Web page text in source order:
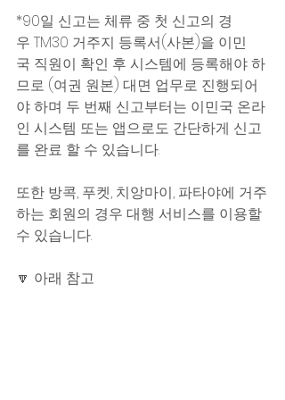
*90일 신고는 체류 중 첫 신고의 경
우 TM30 거주지 등록서(사본)을 이민
국 직원이 확인 후 시스템에 등록해야 하
므로 (여권 원본) 대면 업무로 진행되어
야 하며 두 번째 신고부터는 이민국 온라
인 시스템 또는 앱으로도 간단하게 신고
를 완료 할 수 있습니다.
또한 방콕, 푸켓, 치앙마이, 파타야에 거주
하는 회원의 경우 대행 서비스를 이용할
수 있습니다.
🔽 아래 참고